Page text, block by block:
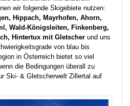
wir folgende Skigebiete nutzen:
Hippach, Mayrhofen, Ahorn,
Wald-Königsleiten, Finkenberg,
Hintertux mit Gletscher und uns
von blau bis
in Österreich bietet so viel
die Bedingungen überall zu
Ski- & Gletscherwelt Zillertal auf